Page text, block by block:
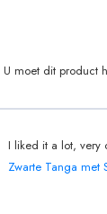
U moet dit product
I liked it a lot, very
Zwarte Tanga met